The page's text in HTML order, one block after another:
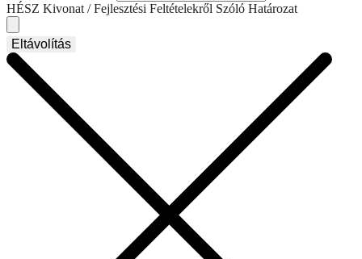
HÉSZ Kivonat / Fejlesztési Feltételekről Szóló Határozat
Eltávolítás